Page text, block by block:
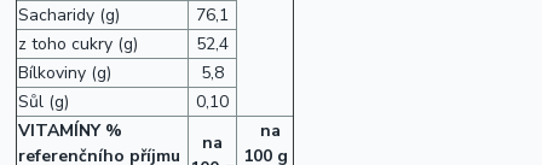
Sacharidy (g)
76,1
z toho cukry (g)
52,4
Bílkoviny (g)
5,8
Sůl (g)
0,10
VITAMÍNY %
referenčního příjmu
na
na
100 g